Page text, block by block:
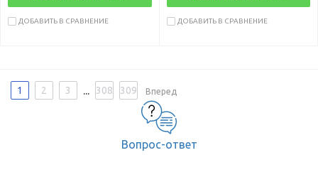
ДОБАВИТЬ В СРАВНЕНИЕ ДОБАВИТЬ В СРАВНЕНИЕ
1 2 3 ... 308 309 Вперед
Вопрос-ответ